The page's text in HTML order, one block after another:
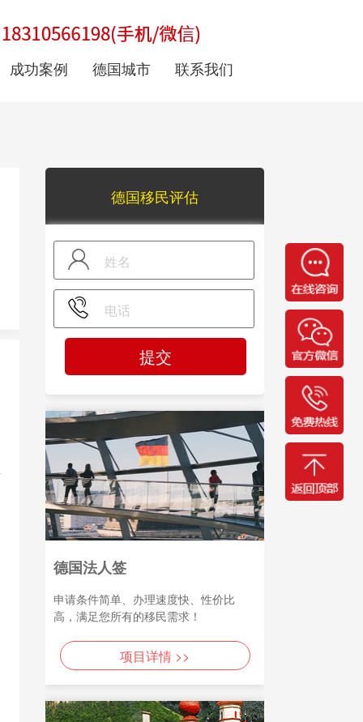
成功案例 德国城市 联系我们
德国移民评估
提交
德国法人签
申请条件简单、办理速度快、性价比
高，满足您所有的移民需求！
项目详情 >>